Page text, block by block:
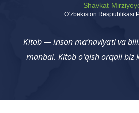
Shavkat
Oʻzbekiston Respublikasi
Kitob — inson ma’naviyati va
manbai. Kitob o‘qish orqali biz